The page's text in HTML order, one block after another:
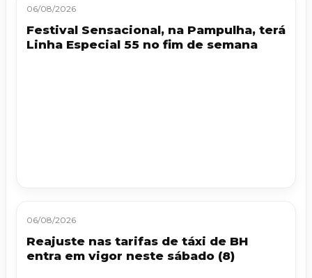
06/08/2026
Festival Sensacional, na Pampulha, terá
Linha Especial 55 no fim de semana
06/08/2026
Reajuste nas tarifas de táxi de BH
entra em vigor neste sábado (8)